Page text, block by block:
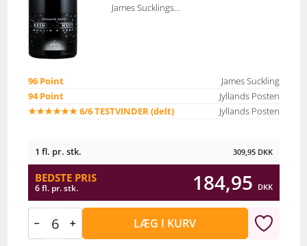
James Sucklings...
96 Point
James Suckling
94 Point
Jyllands Posten
★★★★★★ 6/6 TESTVINDER (delt)
Jyllands Posten
1 fl. pr. stk. 309,95 DKK
BEDSTE PRIS
6 fl. pr. stk. 184,95 DKK
LÆG I KURV